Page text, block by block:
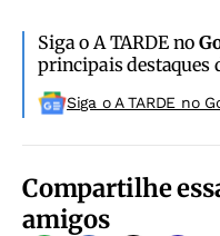
Siga o A TARDE no
principais destaques
Siga o A TARDE no
Compartilhe
amigos